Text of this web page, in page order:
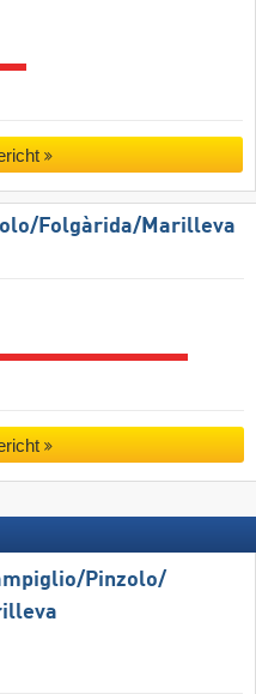
​Folgàrida/​Marilleva
​Pinzolo/​